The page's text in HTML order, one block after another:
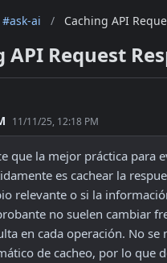
#ask-ai / Caching API
API Request
11/11/25, 12:18 PM
que la mejor práctica para
es cachear la
relevante o si la
no suelen cambiar
en cada operación. No
de cacheo, por lo que